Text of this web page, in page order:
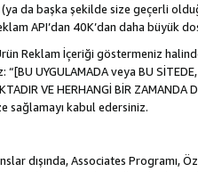
da başka şekilde size geçerli
API’dan 40K’dan daha büyük
Reklam İçeriği göstermeniz
UYGULAMADA veya BU SİTEDE,
VE HERHANGİ BİR
sağlamayı kabul edersiniz.
dışında, Associates Programı,